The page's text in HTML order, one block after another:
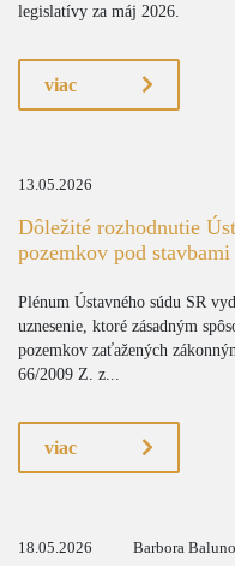
legislatívy za máj 2026.
viac
13.05.2026
Dôležité rozhodnutie
pozemkov pod
Plénum Ústavného súdu SR
uznesenie, ktoré zásadným
pozemkov zaťažených
66/2009 Z. z...
viac
18.05.2026 Barbora